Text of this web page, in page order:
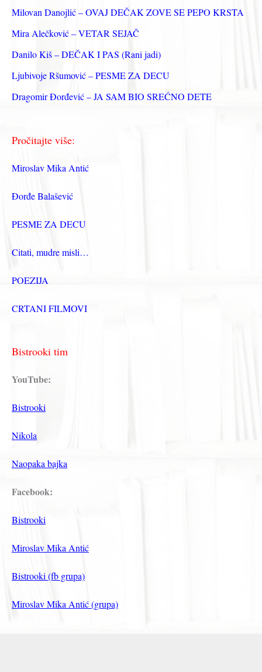
з
а
Milovan Danojlić – OVAJ DEČAK ZOVE SE PEPO KRSTA
Mira Alečković – VETAR SEJAČ
Danilo Kiš – DEČAK I PAS (Rani jadi)
Ljubivoje Ršumović – PESME ZA DECU
Dragomir Đorđević – JA SAM BIO SREĆNO DETE
Pročitajte više:
Miroslav Mika Antić
Đorđe Balašević
PESME ZA DECU
Citati, mudre misli…
POEZIJA
CRTANI FILMOVI
Bistrooki tim
YouTube:
Bistrooki
Nikola
Naopaka bajka
Facebook:
Bistrooki
Miroslav Mika Antić
Bistrooki (fb grupa)
Miroslav Mika Antić (grupa)